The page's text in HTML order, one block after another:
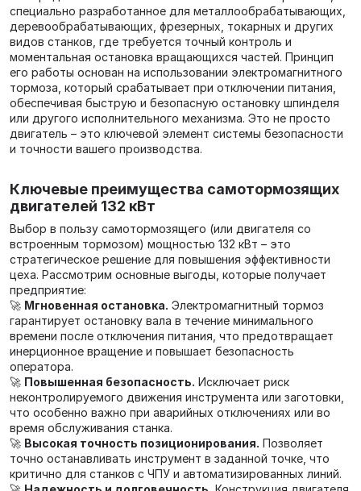
специально разработанное для металлообрабатывающих,
деревообрабатывающих, фрезерных, токарных и других
видов станков, где требуется точный контроль и
моментальная остановка вращающихся частей. Принцип
его работы основан на использовании электромагнитного
тормоза, который срабатывает при отключении питания,
обеспечивая быструю и безопасную остановку шпинделя
или другого исполнительного механизма. Это не просто
двигатель – это ключевой элемент системы безопасности
и точности вашего производства.
Ключевые преимущества самотормозящих
двигателей 132 кВт
Выбор в пользу самотормозящего (или двигателя со
встроенным тормозом) мощностью 132 кВт – это
стратегическое решение для повышения эффективности
цеха. Рассмотрим основные выгоды, которые получает
предприятие:
🚀 Мгновенная остановка. Электромагнитный тормоз
гарантирует остановку вала в течение минимального
времени после отключения питания, что предотвращает
инерционное вращение и повышает безопасность
оператора.
🚀 Повышенная безопасность. Исключает риск
неконтролируемого движения инструмента или заготовки,
что особенно важно при аварийных отключениях или во
время обслуживания станка.
🚀 Высокая точность позиционирования. Позволяет
точно останавливать инструмент в заданной точке, что
критично для станков с ЧПУ и автоматизированных линий.